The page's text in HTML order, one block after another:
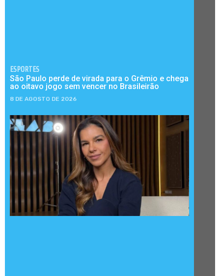
ESPORTES
São Paulo perde de virada para o Grêmio e chega
ao oitavo jogo sem vencer no Brasileirão
8 DE AGOSTO DE 2026